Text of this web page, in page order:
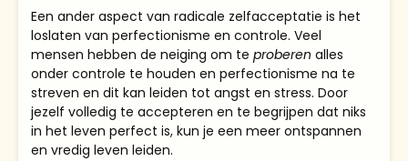
Een ander aspect van radicale zelfacceptatie is het
loslaten van perfectionisme en controle. Veel
mensen hebben de neiging om te proberen alles
onder controle te houden en perfectionisme na te
streven en dit kan leiden tot angst en stress. Door
jezelf volledig te accepteren en te begrijpen dat niks
in het leven perfect is, kun je een meer ontspannen
en vredig leven leiden.